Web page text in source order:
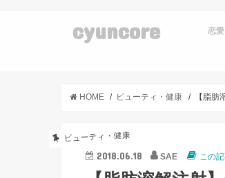
cyuncore 恋
HOME ビューティ・健康
ビューティ・健康
2018.06.18 SAE この